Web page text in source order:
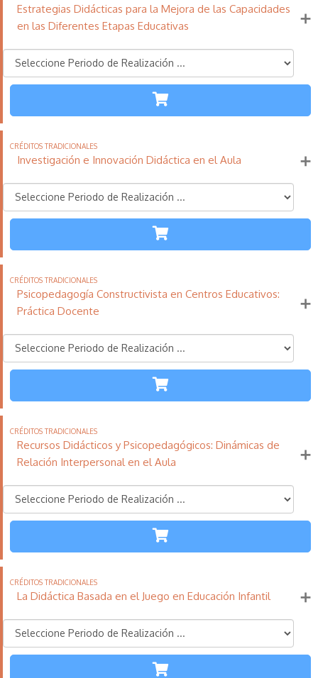
Más información
Estrategias Didácticas para la Mejora de las Capacidades
en las Diferentes Etapas Educativas
ETAPAS
110 11 Créditos
21
Más información
Investigación e Innovación Didáctica en el Aula
ETAPAS
110 11 Créditos
21
Más información
Psicopedagogía Constructivista en Centros Educativos:
Práctica Docente
ETAPAS
110 11 Créditos
21
Más información
Recursos Didácticos y Psicopedagógicos: Dinámicas de
Relación Interpersonal en el Aula
ETAPAS
110 11 Créditos
21
Más información
La Didáctica Basada en el Juego en Educación Infantil
INFANTIL